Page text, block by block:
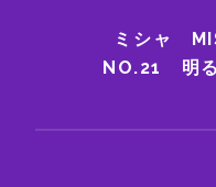
ミシャ
NO.21 明